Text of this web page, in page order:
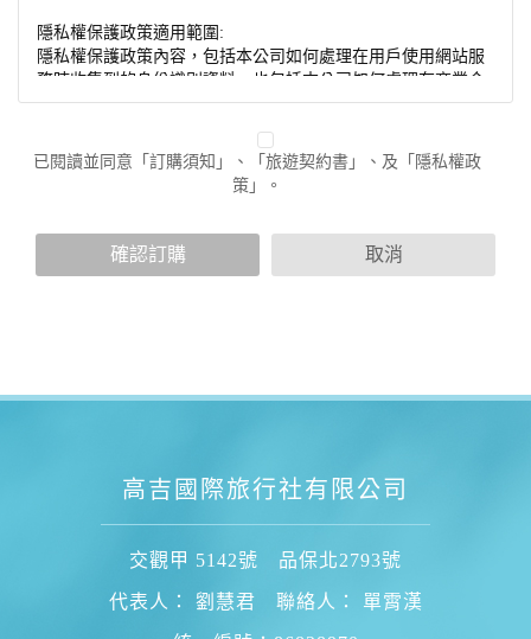
隱私權保護政策適用範圍:
隱私權保護政策內容，包括本公司如何處理在用戶使用網站服
務時收集到的身份識別資料，也包括本公司如何處理在商業合
作與本公司合作時分享的任何身份識別資料。隱私權保護政策
不適用於本公司以外的公司或網站群，與非本站所僱用或管理
人員。例如您透過本公司旗下網站上的廣告廠商連結，這些置
放連結的廠商也可能蒐集您個人的資料。對於您主動提供的個
人資訊，這些廣告廠商或連結網站有其個別的隱私權保護政
您個人在本網站上的聊天室或討論區中任意公開個人資料的行
為，在非經加密的保護下，亦不適用於本公司隱私權保護政
個人的資料，其範圍如下：
設備的 IP 位址、使用時間、使用的瀏覽器、瀏覽及點選資料記
為提供精確的服務，我們會將收集的問卷調查內容進行統計與
外，我們會視需要公佈統計數據及說明文字，但不涉及特定個
已閱讀並同意「訂購須知」、「旅遊契約書」、及「隱私權政
策」。
確認訂購 取消
高吉國際旅行社有限公司
交觀甲 5142號 品保北2793號
代表人： 劉慧君 聯絡人： 單霄漢